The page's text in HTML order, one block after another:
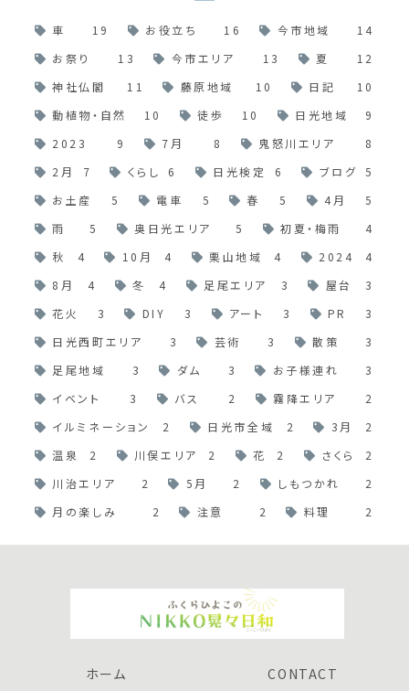
車 19 お役立ち 16 今市地域
14
お祭り
13 今市エリア 13 夏
12
神社仏閣
11 藤原地域 10 日記
10
動植物・自然
10 徒歩 10 日光地域
9
2023
9 7月 8 鬼怒川エリア
8
2月
7 くらし 6 日光検定 6 ブログ
5
お土産
5 電車 5 春 5 4月
5
雨
5 奥日光エリア 5 初夏・梅雨
4
秋
4 10月 4 栗山地域 4 2024
4
8月
4 冬 4 足尾エリア 3 屋台
3
花火
3 DIY 3 アート 3 PR
3
日光西町エリア
3 芸術 3 散策
3
足尾地域
3 ダム 3 お子様連れ
3
イベント
3 バス 2 霧降エリア
2
イルミネーション
2 日光市全域 2 3月
2
温泉
2 川俣エリア 2 花 2 さくら
2
川治エリア
2 5月 2 しもつかれ
2
月の楽しみ
2 注意 2 料理 2
ホーム CONTACT